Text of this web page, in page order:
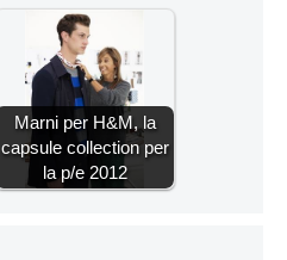
Marni per H&M, la
capsule collection per
la p/e 2012